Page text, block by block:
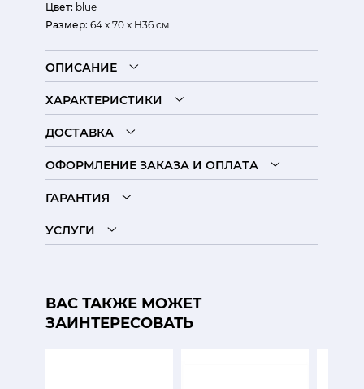
Цвет: blue
Размер: 64 х 70 х H36 см
ОПИСАНИЕ
ХАРАКТЕРИСТИКИ
ДОСТАВКА
ОФОРМЛЕНИЕ ЗАКАЗА И ОПЛАТА
ГАРАНТИЯ
УСЛУГИ
ВАС ТАКЖЕ МОЖЕТ
ЗАИНТЕРЕСОВАТЬ